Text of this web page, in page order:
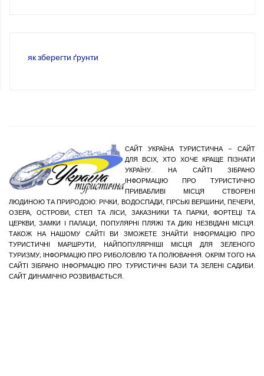
як зберегти ґрунти
САЙТ УКРАЇНА ТУРИСТИЧНА – САЙТ
ДЛЯ ВСІХ, ХТО ХОЧЕ КРАЩЕ ПІЗНАТИ
УКРАЇНУ. НА САЙТІ ЗІБРАНО
ІНФОРМАЦІЮ ПРО ТУРИСТИЧНО
ПРИВАБЛИВІ МІСЦЯ СТВОРЕНІ
ЛЮДИНОЮ ТА ПРИРОДОЮ: РІЧКИ, ВОДОСПАДИ, ГІРСЬКІ ВЕРШИНИ, ПЕЧЕРИ,
ОЗЕРА, ОСТРОВИ, СТЕП ТА ЛІСИ, ЗАКАЗНИКИ ТА ПАРКИ, ФОРТЕЦІ ТА
ЦЕРКВИ, ЗАМКИ І ПАЛАЦИ, ПОПУЛЯРНІ ПЛЯЖІ ТА ДИКІ НЕЗВІДАНІ МІСЦЯ.
ТАКОЖ НА НАШОМУ САЙТІ ВИ ЗМОЖЕТЕ ЗНАЙТИ ІНФОРМАЦІЮ ПРО
ТУРИСТИЧНІ МАРШРУТИ, НАЙПОПУЛЯРНІШІ МІСЦЯ ДЛЯ ЗЕЛЕНОГО
ТУРИЗМУ; ІНФОРМАЦІЮ ПРО РИБОЛОВЛЮ ТА ПОЛЮВАННЯ. ОКРІМ ТОГО НА
САЙТІ ЗІБРАНО ІНФОРМАЦІЮ ПРО ТУРИСТИЧНІ БАЗИ ТА ЗЕЛЕНІ САДИБИ.
САЙТ ДИНАМІЧНО РОЗВИВАЄТЬСЯ.